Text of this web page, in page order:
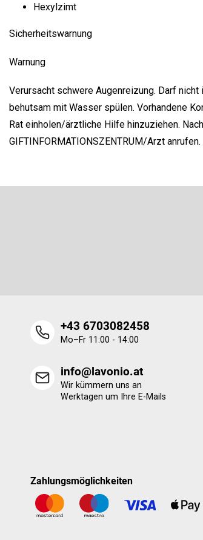
Hexylzimt
Sicherheitswarnung
Warnung
Verursacht schwere Augenreizung. Darf nicht
behutsam mit Wasser spülen. Vorhandene
Rat einholen/ärztliche Hilfe hinzuziehen.
GIFTINFORMATIONSZENTRUM/Arzt
+43 6703082458
Mo–Fr 11:00 - 14:00
info@lavonio.at
Wir kümmern uns an
Werktagen um Ihre E-Mails
Zahlungsmöglichkeiten